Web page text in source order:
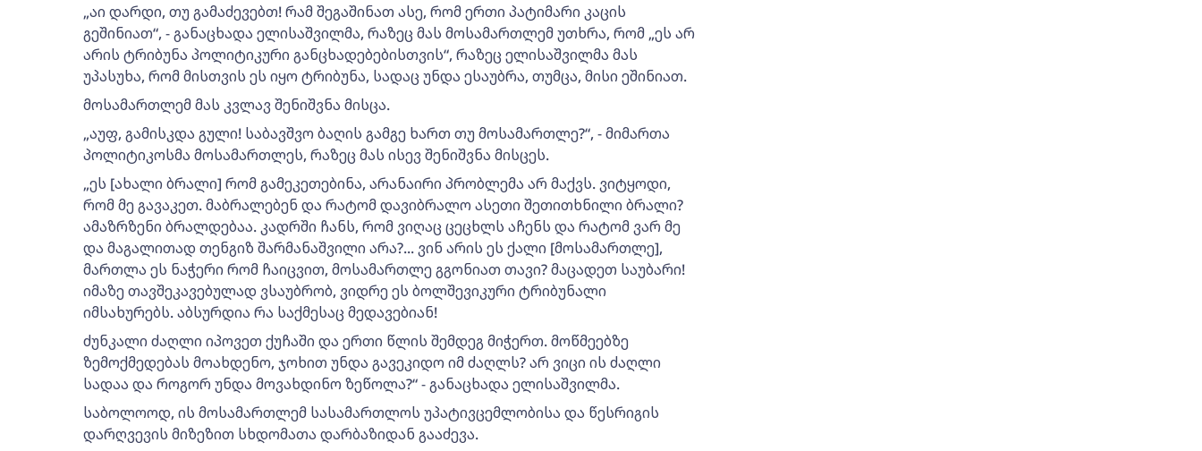
„აი დარდი, თუ გამაძევებთ! რამ შეგაშინათ ასე, რომ ერთი პატიმარი კაცის
გეშინიათ“, - განაცხადა ელისაშვილმა, რაზეც მას მოსამართლემ უთხრა, რომ „ეს არ
არის ტრიბუნა პოლიტიკური განცხადებებისთვის“, რაზეც ელისაშვილმა მას
უპასუხა, რომ მისთვის ეს იყო ტრიბუნა, სადაც უნდა ესაუბრა, თუმცა, მისი ეშინიათ.
მოსამართლემ მას კვლავ შენიშვნა მისცა.
„აუფ, გამისკდა გული! საბავშვო ბაღის გამგე ხართ თუ მოსამართლე?“, - მიმართა
პოლიტიკოსმა მოსამართლეს, რაზეც მას ისევ შენიშვნა მისცეს.
„ეს [ახალი ბრალი] რომ გამეკეთებინა, არანაირი პრობლემა არ მაქვს. ვიტყოდი,
რომ მე გავაკეთ. მაბრალებენ და რატომ დავიბრალო ასეთი შეთითხნილი ბრალი?
ამაზრზენი ბრალდებაა. კადრში ჩანს, რომ ვიღაც ცეცხლს აჩენს და რატომ ვარ მე
და მაგალითად თენგიზ შარმანაშვილი არა?... ვინ არის ეს ქალი [მოსამართლე],
მართლა ეს ნაჭერი რომ ჩაიცვით, მოსამართლე გგონიათ თავი? მაცადეთ საუბარი!
იმაზე თავშეკავებულად ვსაუბრობ, ვიდრე ეს ბოლშევიკური ტრიბუნალი
იმსახურებს. აბსურდია რა საქმესაც მედავებიან!
ძუნკალი ძაღლი იპოვეთ ქუჩაში და ერთი წლის შემდეგ მიჭერთ. მოწმეებზე
ზემოქმედებას მოახდენო, ჯოხით უნდა გავეკიდო იმ ძაღლს? არ ვიცი ის ძაღლი
სადაა და როგორ უნდა მოვახდინო ზეწოლა?“ - განაცხადა ელისაშვილმა.
საბოლოოდ, ის მოსამართლემ სასამართლოს უპატივცემლობისა და წესრიგის
დარღვევის მიზეზით სხდომათა დარბაზიდან გააძევა.